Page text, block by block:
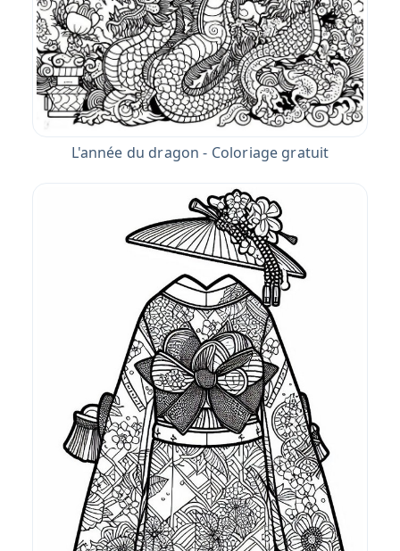
L'année du dragon - Coloriage gratuit